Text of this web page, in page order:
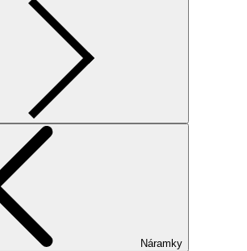
Náramky